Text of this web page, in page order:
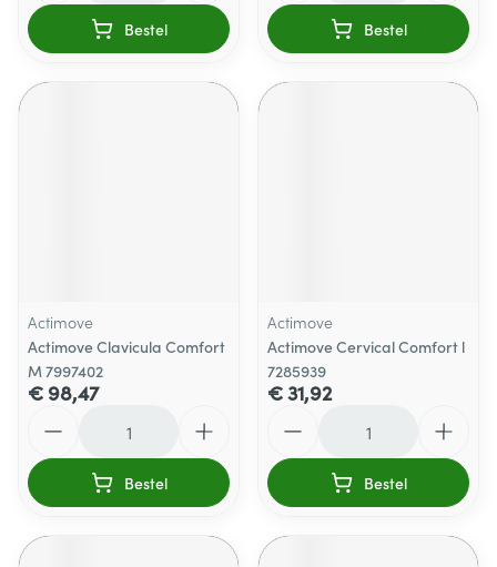
Bestel Bestel
Actimove
Actimove Clavicula Comfort
M 7997402
€ 98,47
Bestel
Actimove
Actimove Cervical Comfort l
7285939
€ 31,92
Bestel